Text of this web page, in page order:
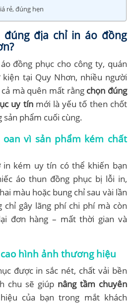
rẻ, đúng hẹn
đúng địa chỉ in áo đồng
đồng phục cho công ty, quán
tại Quy Nhơn, nhiều người
mà quên mất rằng chọn đúng
uy tínmới là yếu tố then chốt
phẩm cuối cùng.
vì sản phẩm kém chất
in kém uy tín có thể khiến bạn
áo thun đồng phục bị lỗi in,
màu hoặc bung chỉ sau vài lần
chỉ gây lãng phí chi phí mà còn
đơn hàng – mất thời gian và
hình ảnh thương hiệu
được in sắc nét, chất vải bền
chu sẽ giúp nâng tầm chuyên
của bạn trong mắt khách